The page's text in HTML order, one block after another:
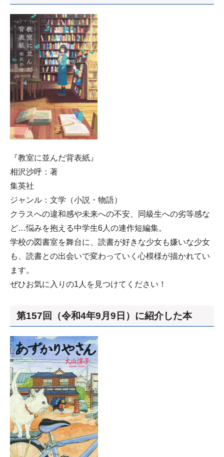
『教室に並んだ背表紙』
相沢沙呼：著
集英社
ジャンル：文学（小説・物語）
クラスへの違和感や未来への不安、同級生への劣等感な
ど…悩みを抱える中学生6人の連作短編集。
学校の図書室を舞台に、読書が好きな少女も嫌いな少女
も、読書との出会いで変わっていく心模様が描かれてい
ます。
ぜひお気に入りの1人を見つけてください！
第157回（令和4年9月9日）に紹介した本